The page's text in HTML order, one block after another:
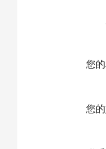
您的
您的